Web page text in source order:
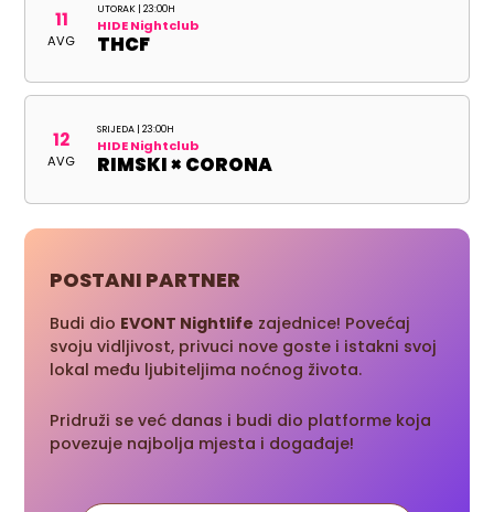
11
AVG
UTORAK | 23:00H
HIDE Nightclub
THCF
12
AVG
SRIJEDA | 23:00H
HIDE Nightclub
RIMSKI × CORONA
POSTANI PARTNER
Budi dio EVONT Nightlife zajednice! Povećaj
svoju vidljivost, privuci nove goste i istakni svoj
lokal među ljubiteljima noćnog života.
Pridruži se već danas i budi dio platforme koja
povezuje najbolja mjesta i događaje!